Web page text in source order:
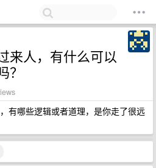
来人，有什么可以
？
有哪些逻辑或者道理，是你走了很远